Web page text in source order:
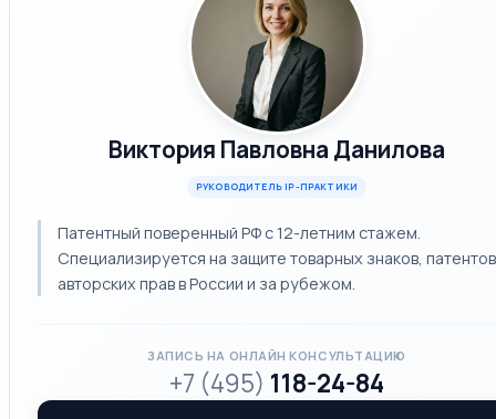
Виктория Павловна Данилова
РУКОВОДИТЕЛЬ IP-ПРАКТИКИ
Патентный поверенный РФ с 12-летним стажем.
Специализируется на защите товарных знаков,
авторских прав в России и за рубежом.
ЗАПИСЬ НА ОНЛАЙН КОНСУЛЬТАЦИЮ
+7 (495) 118-24-84